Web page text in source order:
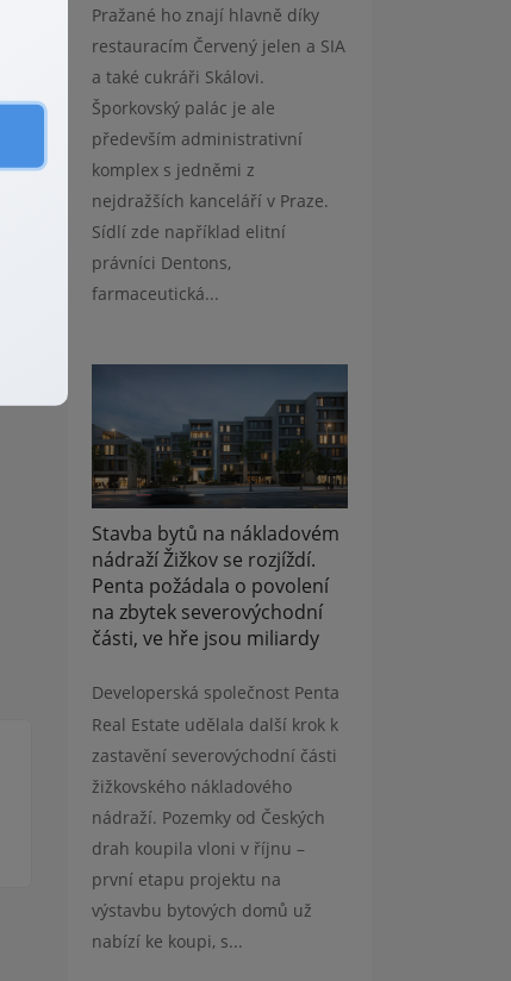
Pražané ho znají hlavně díky
restauracím Červený jelen a SIA
a také cukráři Skálovi.
Šporkovský palác je ale
především administrativní
komplex s jedněmi z
nejdražších kanceláří v Praze.
Sídlí zde například elitní
právníci Dentons,
farmaceutická...
Stavba bytů na nákladovém
nádraží Žižkov se rozjíždí.
Penta požádala o povolení
na zbytek severovýchodní
části, ve hře jsou miliardy
Developerská společnost Penta
Real Estate udělala další krok k
zastavění severovýchodní části
žižkovského nákladového
nádraží. Pozemky od Českých
drah koupila vloni v říjnu –
první etapu projektu na
výstavbu bytových domů už
nabízí ke koupi, s...